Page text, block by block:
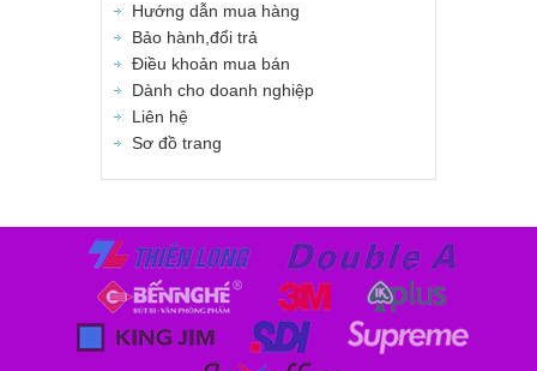
Hướng dẫn mua hàng
Bảo hành,đổi trả
Điều khoản mua bán
Dành cho doanh nghiệp
Liên hệ
Sơ đồ trang